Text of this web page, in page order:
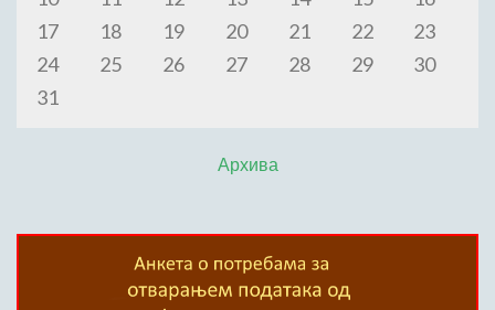
17
18 19 20 21 22
23
24
25 26 27 28 29
30
31
Архива